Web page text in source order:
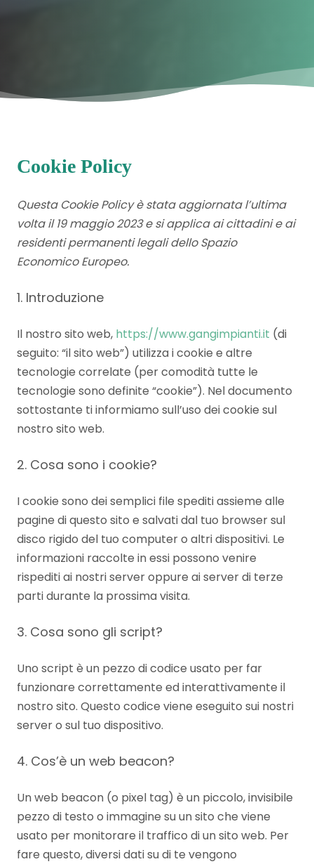
Cookie Policy
Questa Cookie Policy è stata aggiornata l’ultima
volta il 19 maggio 2023 e si applica ai cittadini e ai
residenti permanenti legali dello Spazio
Economico Europeo.
1. Introduzione
Il nostro sito web, https://www.gangimpianti.it (di
seguito: “il sito web”) utilizza i cookie e altre
tecnologie correlate (per comodità tutte le
tecnologie sono definite “cookie”). Nel documento
sottostante ti informiamo sull’uso dei cookie sul
nostro sito web.
2. Cosa sono i cookie?
I cookie sono dei semplici file spediti assieme alle
pagine di questo sito e salvati dal tuo browser sul
disco rigido del tuo computer o altri dispositivi. Le
informazioni raccolte in essi possono venire
rispediti ai nostri server oppure ai server di terze
parti durante la prossima visita.
3. Cosa sono gli script?
Uno script è un pezzo di codice usato per far
funzionare correttamente ed interattivamente il
nostro sito. Questo codice viene eseguito sui nostri
server o sul tuo dispositivo.
4. Cos’è un web beacon?
Un web beacon (o pixel tag) è un piccolo, invisibile
pezzo di testo o immagine su un sito che viene
usato per monitorare il traffico di un sito web. Per
fare questo, diversi dati su di te vengono